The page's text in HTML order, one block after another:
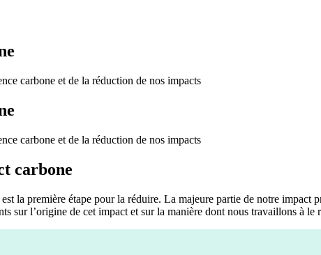
carbone et de la réduction de nos impacts
carbone et de la réduction de nos impacts
carbone
la première étape pour la réduire. La majeure partie de notre
sur l’origine de cet impact et sur la manière dont nous travaillons à le